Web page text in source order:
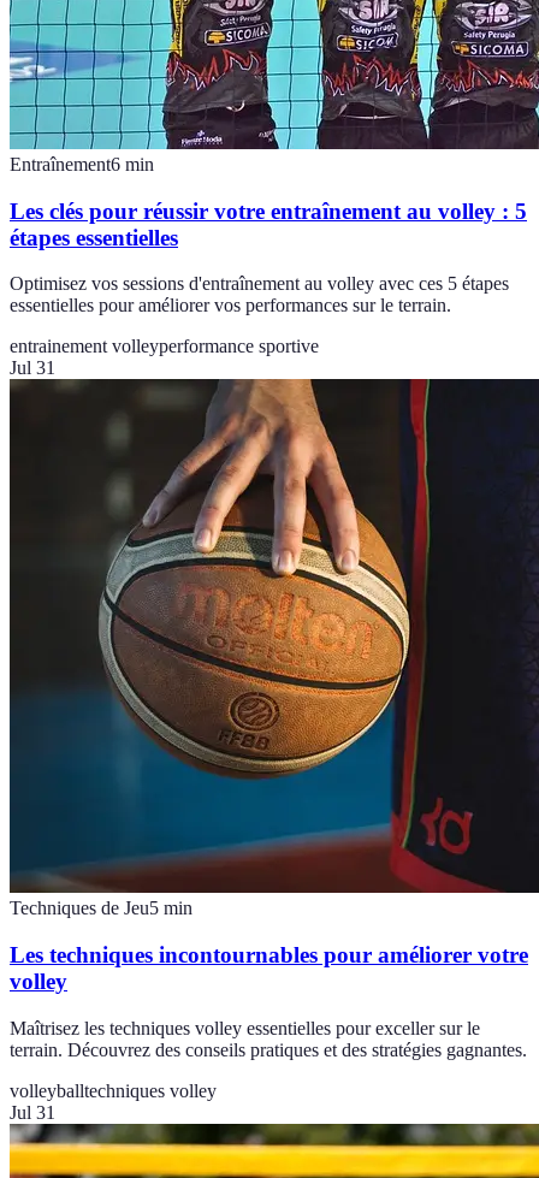
Entraînement6 min
Les clés pour réussir votre entraînement au volley : 5
étapes essentielles
Optimisez vos sessions d'entraînement au volley avec ces 5 étapes
essentielles pour améliorer vos performances sur le terrain.
entrainement volleyperformance sportive
Jul 31
Techniques de Jeu5 min
Les techniques incontournables pour améliorer votre
volley
Maîtrisez les techniques volley essentielles pour exceller sur le
terrain. Découvrez des conseils pratiques et des stratégies gagnantes.
volleyballtechniques volley
Jul 31